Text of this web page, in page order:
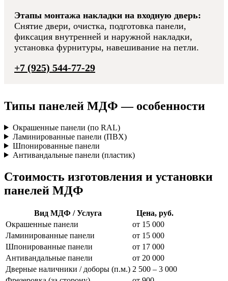
Этапы монтажа накладки на входную дверь:
Снятие двери, очистка, подготовка панели,
фиксация внутренней и наружной накладки,
установка фурнитуры, навешивание на петли.
+7 (925) 544-77-29
Типы панелей МДФ — особенности
Окрашенные панели (по RAL)
Ламинированные панели (ПВХ)
Шпонированные панели
Антивандальные панели (пластик)
Стоимость изготовления и установки
панелей МДФ
Вид МДФ / Услуга
Цена, руб.
Окрашенные панели
от 15 000
Ламинированные панели
от 15 000
Шпонированные панели
от 17 000
Антивандальные панели
от 20 000
Дверные наличники / доборы (п.м.) 2 500 – 3 000